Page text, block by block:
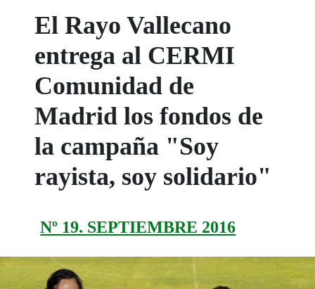
El Rayo Vallecano
entrega al CERMI
Comunidad de
Madrid los fondos de
la campaña "Soy
rayista, soy solidario"
Nº 19. SEPTIEMBRE 2016